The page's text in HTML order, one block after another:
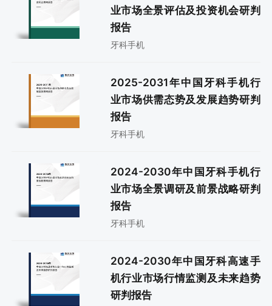
业市场全景评估及投资机会研判
报告
牙科手机
2025-2031年中国牙科手机行
业市场供需态势及发展趋势研判
报告
牙科手机
2024-2030年中国牙科手机行
业市场全景调研及前景战略研判
报告
牙科手机
2024-2030年中国牙科高速手
机行业市场行情监测及未来趋势
研判报告